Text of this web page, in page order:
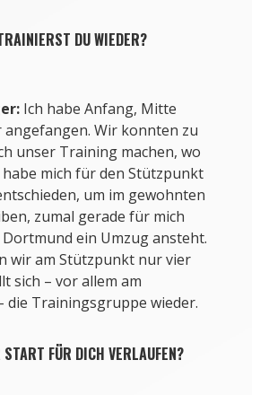
DU WIEDER?
Ich habe Anfang, Mitte
angefangen. Wir konnten zu
unser Training machen, wo
mich für den Stützpunkt
um im gewohnten
zumal gerade für mich
ein Umzug ansteht.
wir am Stützpunkt nur vier
sich – vor allem am
die Trainingsgruppe wieder.
FÜR DICH VERLAUFEN?